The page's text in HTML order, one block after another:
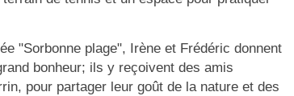
"Sorbonne plage", Irène et Frédéric donnent
bonheur; ils y reçoivent des amis
pour partager leur goût de la nature et des